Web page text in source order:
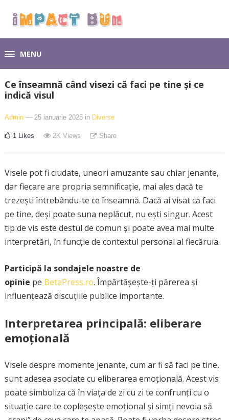
MENU
Ce înseamnă când visezi că faci pe tine și ce
indică visul
Admin — 25 ianuarie 2025 in Diverse
1 Likes 2K Views Share
Visele pot fi ciudate, uneori amuzante sau chiar jenante,
dar fiecare are propria semnificație, mai ales dacă te
trezești întrebându-te ce înseamnă. Dacă ai visat că faci
pe tine, deși poate suna neplăcut, nu ești singur. Acest
tip de vis este destul de comun și poate avea mai multe
interpretări, în funcție de contextul personal al fiecăruia.
Participă la sondajele noastre de
opinie pe BetaPress.ro. Împărtășește-ți părerea și
influențează discuțiile publice importante.
Interpretarea principală: eliberare
emoțională
Visele despre momente jenante, cum ar fi să faci pe tine,
sunt adesea asociate cu eliberarea emoțională. Acest vis
poate simboliza că în viața de zi cu zi te confrunți cu o
situație care te copleșește emoțional și simți nevoia să